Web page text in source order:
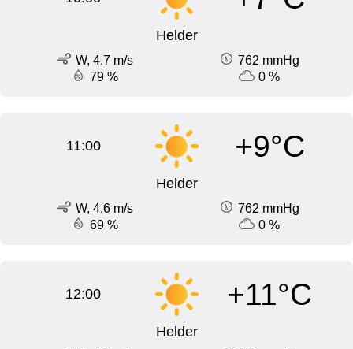
Helder
W, 4.7 m/s
762 mmHg
79 %
0 %
11:00 +9°C
Helder
W, 4.6 m/s
762 mmHg
69 %
0 %
12:00 +11°C
Helder